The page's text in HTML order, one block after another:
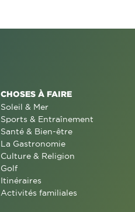
CHOSES À FAIRE
Soleil & Mer
Sports & Entraînement
Santé & Bien-être
La Gastronomie
Culture & Religion
Golf
Itinéraires
Activités familiales